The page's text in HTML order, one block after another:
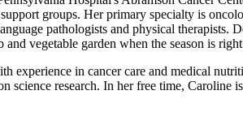
groups. Her primary specialty is
pathologists and physical therapists.
vegetable garden when the season is
experience in cancer care and medical
science research. In her free time,